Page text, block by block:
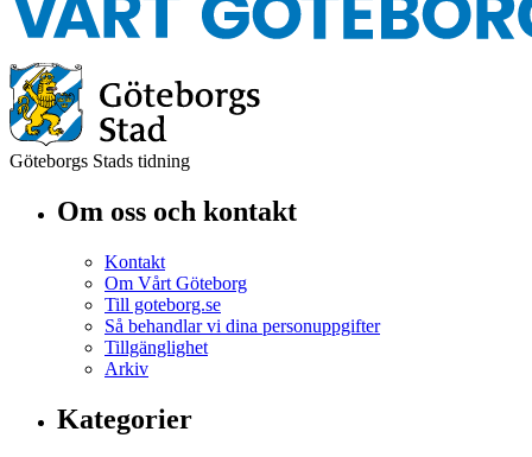
Göteborgs Stads tidning
Om oss och kontakt
Kontakt
Om Vårt Göteborg
Till goteborg.se
Så behandlar vi dina personuppgifter
Tillgänglighet
Arkiv
Kategorier